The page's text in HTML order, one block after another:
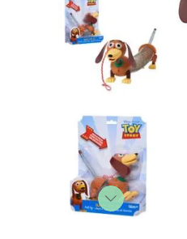
Vehículos y Pistas